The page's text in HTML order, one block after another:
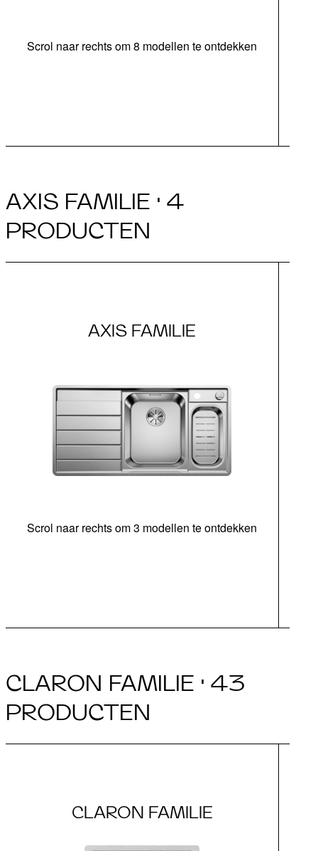
Scrol naar rechts om 8 modellen te ontdekken
AXIS FAMILIE · 4
PRODUCTEN
AXIS FAMILIE
Scrol naar rechts om 3 modellen te ontdekken
CLARON FAMILIE · 43
PRODUCTEN
CLARON FAMILIE